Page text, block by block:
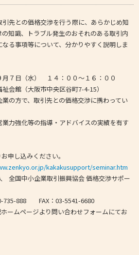
先との価格交渉を行う際に、あらかじめ知
知識、トラブル発生のおそれのある取引内
る事項等について、分かりやすく説明しま
７日（水） １４：００～１６：００
会館（大阪市中央区谷町7-4-15）
の方で、取引先との価格交渉に携わってい
力強化等の指導・アドバイスの実績を有す
申し込みください。
kakakusupport/seminar.htm
国中小企業取引振興協会 価格交渉サポー
FAX：03-5541-6680
ジより問い合わせフォームにてお